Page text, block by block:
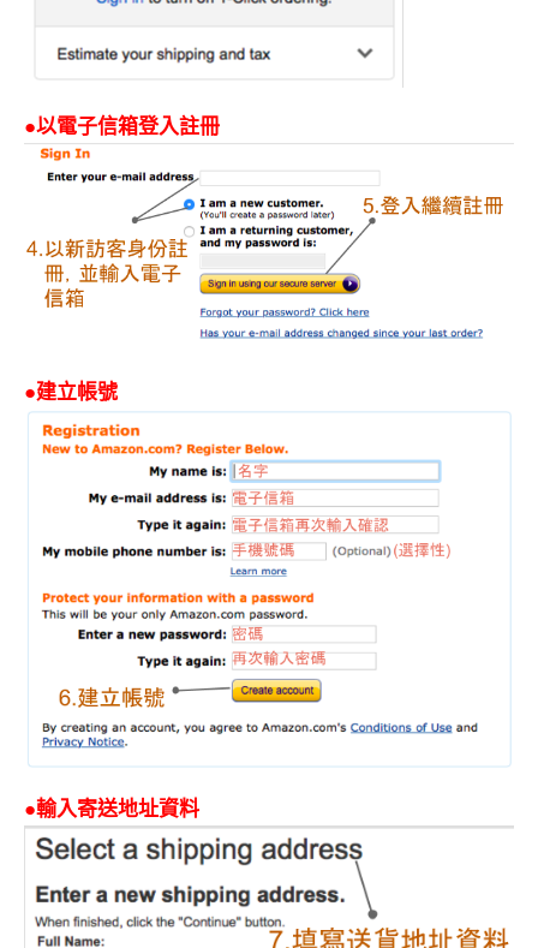
●以電子信箱登入註冊
●建立帳號
●輸入寄送地址資料